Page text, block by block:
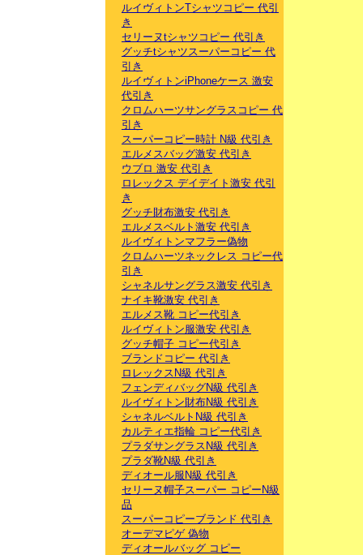
ルイヴィトンTシャツコピー 代引
き
セリーヌtシャツコピー 代引き
グッチtシャツスーパーコピー 代
引き
ルイヴィトンiPhoneケース 激安
代引き
クロムハーツサングラスコピー 代
引き
スーパーコピー時計 N級 代引き
エルメスバッグ激安 代引き
ウブロ 激安 代引き
ロレックス デイデイト激安 代引
き
グッチ財布激安 代引き
エルメスベルト激安 代引き
ルイヴィトンマフラー偽物
クロムハーツネックレス コピー代
引き
シャネルサングラス激安 代引き
ナイキ靴激安 代引き
エルメス靴 コピー代引き
ルイヴィトン服激安 代引き
グッチ帽子 コピー代引き
ブランドコピー 代引き
ロレックスN級 代引き
フェンディバッグN級 代引き
ルイヴィトン財布N級 代引き
シャネルベルトN級 代引き
カルティエ指輪 コピー代引き
プラダサングラスN級 代引き
プラダ靴N級 代引き
ディオール服N級 代引き
セリーヌ帽子スーパー コピーN級
品
スーパーコピーブランド 代引き
オーデマピゲ 偽物
ディオールバッグ コピー